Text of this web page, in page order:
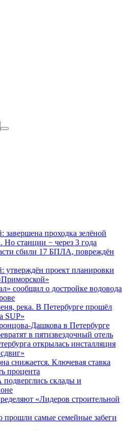
проходка зелёной
станции − через 3 года
сбили 17 БПЛА, повреждён
утверждён проект планировки
сообщил о достройке водовода
река. В Петербурге прошёл
SUP»
Дашкова в Петербурге
в пятизвездочный отель
открылась инсталляция
снижается. Ключевая ставка
процента
склады и
«Лидеров строительной
прошли самые семейные забеги